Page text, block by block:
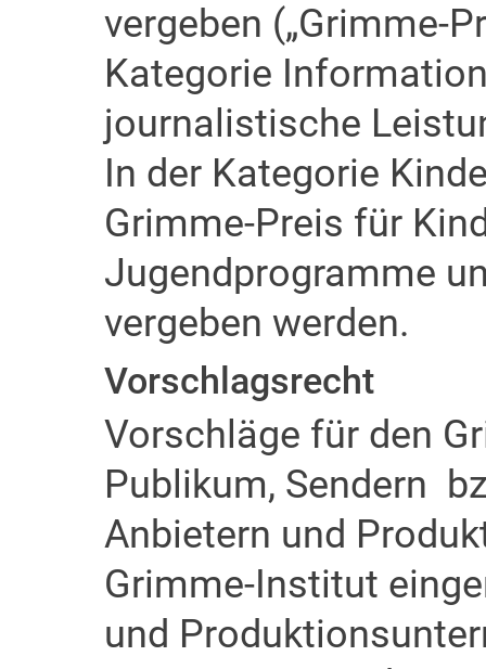
vergeben („Grimme-
Kategorie
journalistische
In der Kategorie
Grimme-Preis für
Jugendprogramme
vergeben werden.
Vorschlagsrecht
Vorschläge für den
Publikum, Sendern
Anbietern und
Grimme-Institut
und